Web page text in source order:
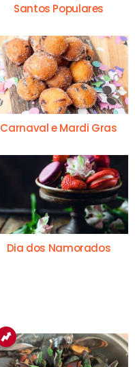
Santos Populares
Carnaval e Mardi Gras
Dia dos Namorados